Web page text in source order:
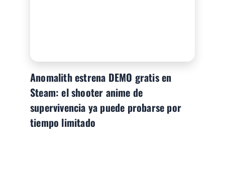
Anomalith estrena DEMO gratis en
Steam: el shooter anime de
supervivencia ya puede probarse por
tiempo limitado